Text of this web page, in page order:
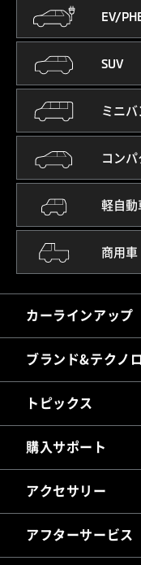
EV/
SUV
ミニバ
コンパ
軽自動
商用車
カーラインアップ
ブランド&テクノ
トピックス
購入サポート
アクセサリー
アフターサービス